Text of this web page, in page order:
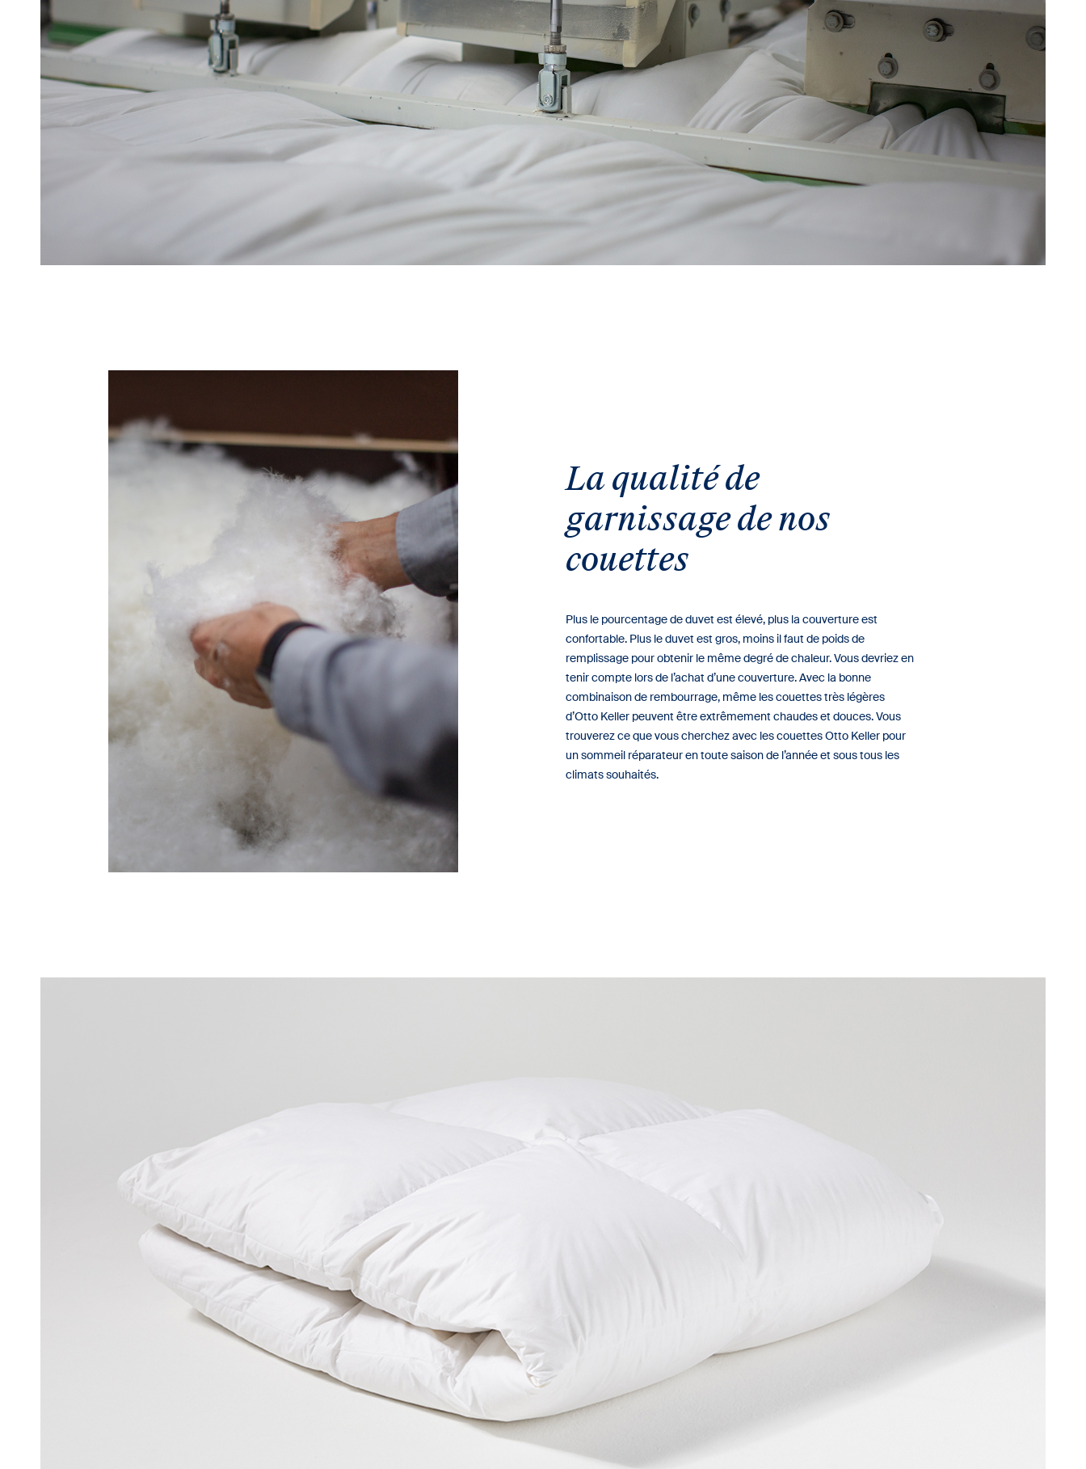
La qualité de
garnissage de nos
couettes
Plus le pourcentage de duvet est élevé, plus la couverture est
confortable. Plus le duvet est gros, moins il faut de poids de
remplissage pour obtenir le même degré de chaleur. Vous devriez en
tenir compte lors de l’achat d’une couverture. Avec la bonne
combinaison de rembourrage, même les couettes très légères
d’Otto Keller peuvent être extrêmement chaudes et douces. Vous
trouverez ce que vous cherchez avec les couettes Otto Keller pour
un sommeil réparateur en toute saison de l’année et sous tous les
climats souhaités.